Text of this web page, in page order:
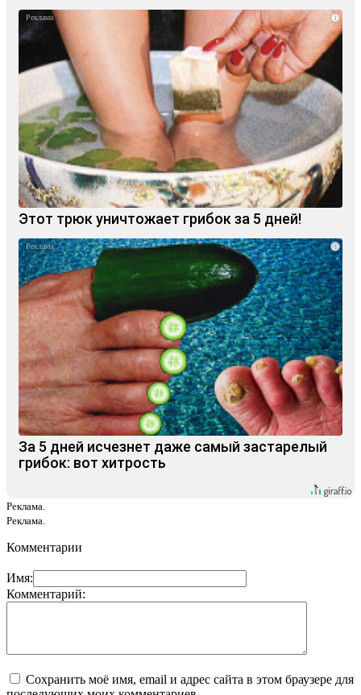
i
Этот трюк уничтожает грибок за 5 дней!
i
За 5 дней исчезнет даже самый застарелый
грибок: вот хитрость
Реклама.
Реклама.
Комментарии
Имя:
Комментарий:
Сохранить моё имя, email и адрес сайта в этом браузере для